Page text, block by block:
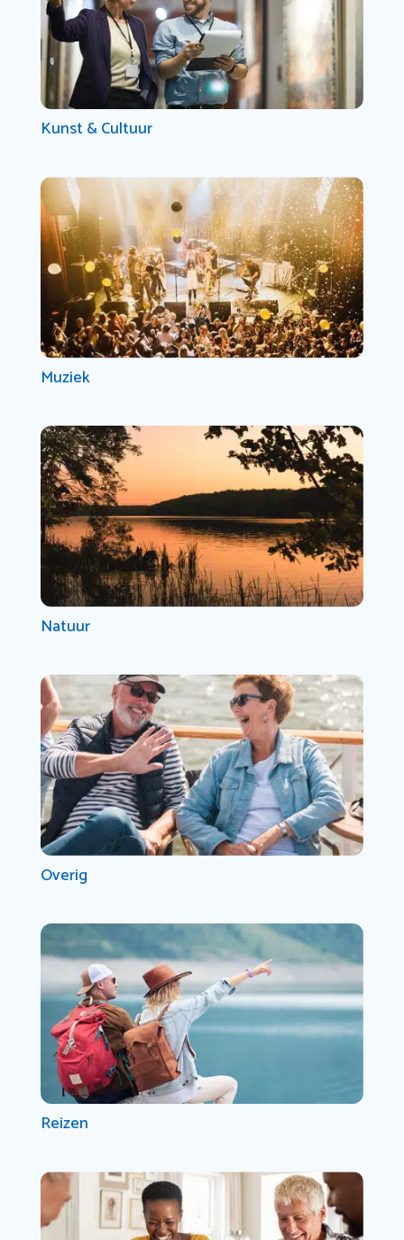
Kunst & Cultuur
Muziek
Natuur
Overig
Reizen